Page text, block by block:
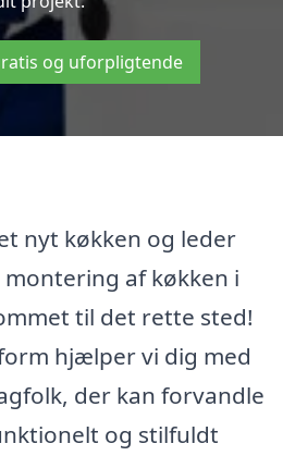
og uforpligtende
nyt køkken og leder
af køkken i
til det rette sted!
hjælper vi dig med
der kan forvandle
og stilfuldt